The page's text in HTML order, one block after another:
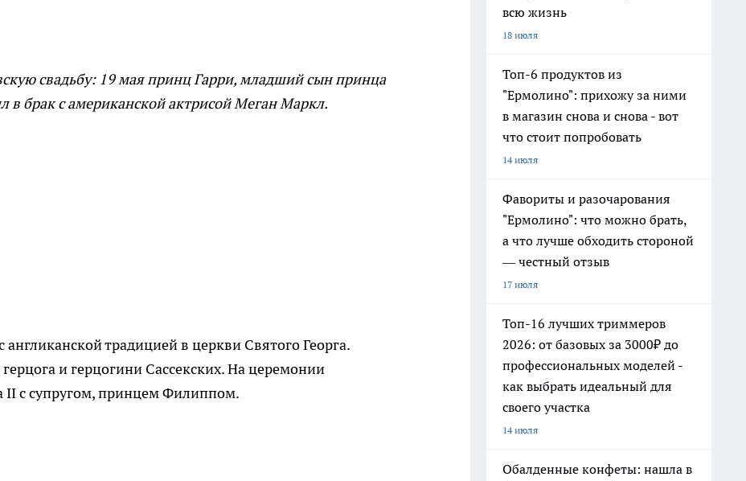
свадьбу: 19 мая принц Гарри, младший сын принца
в брак с американской актрисой Меган Маркл.
традицией в церкви Святого Георга.
и герцогини Сассекских. На церемонии
II с супругом, принцем Филиппом.
всю жизнь
18 июля
Топ-6 продуктов из
"Ермолино": прихожу за ними
в магазин снова и снова - вот
что стоит попробовать
14 июля
Фавориты и разочарования
"Ермолино": что можно брать,
а что лучше обходить стороной
— честный отзыв
17 июля
Топ-16 лучших триммеров
2026: от базовых за 3000₽ до
профессиональных моделей -
как выбрать идеальный для
своего участка
14 июля
Обалденные конфеты: нашла в